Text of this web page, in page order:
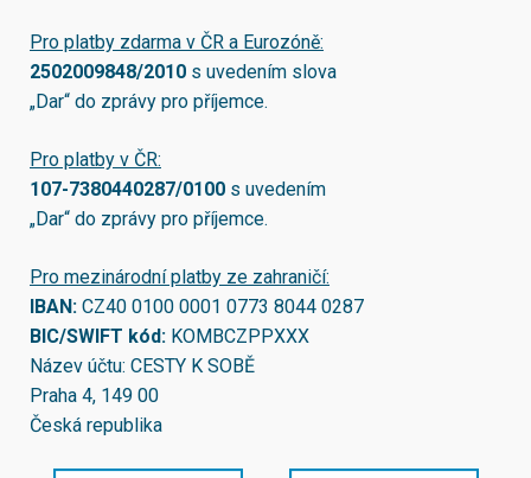
Pro platby zdarma v ČR a Eurozóně:
2502009848/2010 s uvedením slova
„Dar“ do zprávy pro příjemce.
Pro platby v ČR:
107-7380440287/0100 s uvedením
„Dar“ do zprávy pro příjemce.
Pro mezinárodní platby ze zahraničí:
IBAN: CZ40 0100 0001 0773 8044 0287
BIC/SWIFT kód: KOMBCZPPXXX
Název účtu: CESTY K SOBĚ
Praha 4, 149 00
Česká republika